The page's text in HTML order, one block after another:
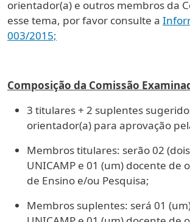
orientador(a) e outros membros da
esse tema, por favor consulte a
003/2015;
Composição da Comissão
3 titulares + 2 suplentes
orientador(a) para aprovação
Membros titulares: serão 02
UNICAMP e 01 (um) docente de
de Ensino e/ou Pesquisa;
Membros suplentes: será 01